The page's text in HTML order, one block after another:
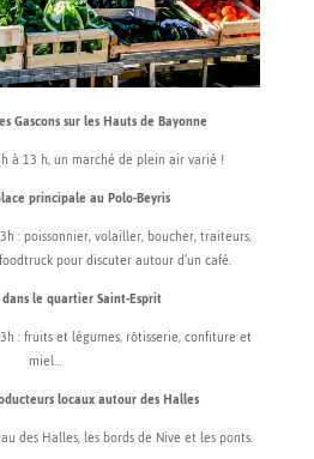
Gascons sur les Hauts de Bayonne
à 13 h, un marché de plein air varié !
principale au Polo-Beyris
: poissonnier, volailler, boucher, traiteurs,
pour discuter autour d’un café.
le quartier Saint-Esprit
: fruits et légumes, rôtisserie, confiture et
miel…
locaux autour des Halles
des Halles, les bords de Nive et les ponts.